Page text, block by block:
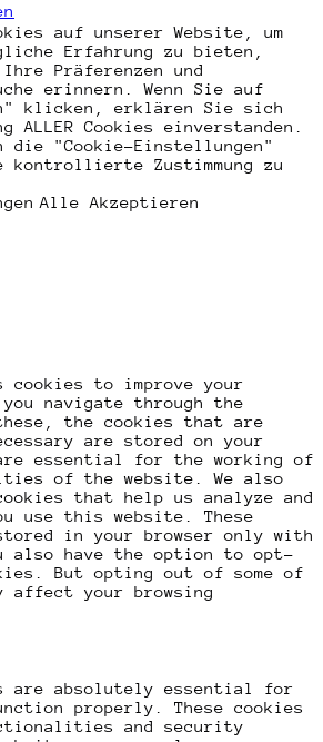
auf unserer Website, um
Erfahrung zu bieten,
Präferenzen und
erinnern. Wenn Sie auf
klicken, erklären Sie sich
ALLER Cookies einverstanden.
die "Cookie-Einstellungen"
kontrollierte Zustimmung zu
Alle Akzeptieren
cookies to improve your
navigate through the
the cookies that are
are stored on your
essential for the working of
of the website. We also
that help us analyze and
use this website. These
in your browser only with
also have the option to opt-
But opting out of some of
affect your browsing
are absolutely essential for
properly. These cookies
and security